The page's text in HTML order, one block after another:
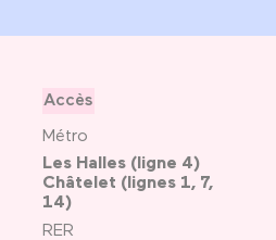
Accès
Métro
Les Halles (ligne 4)
Châtelet (lignes 1, 7,
14)
RER